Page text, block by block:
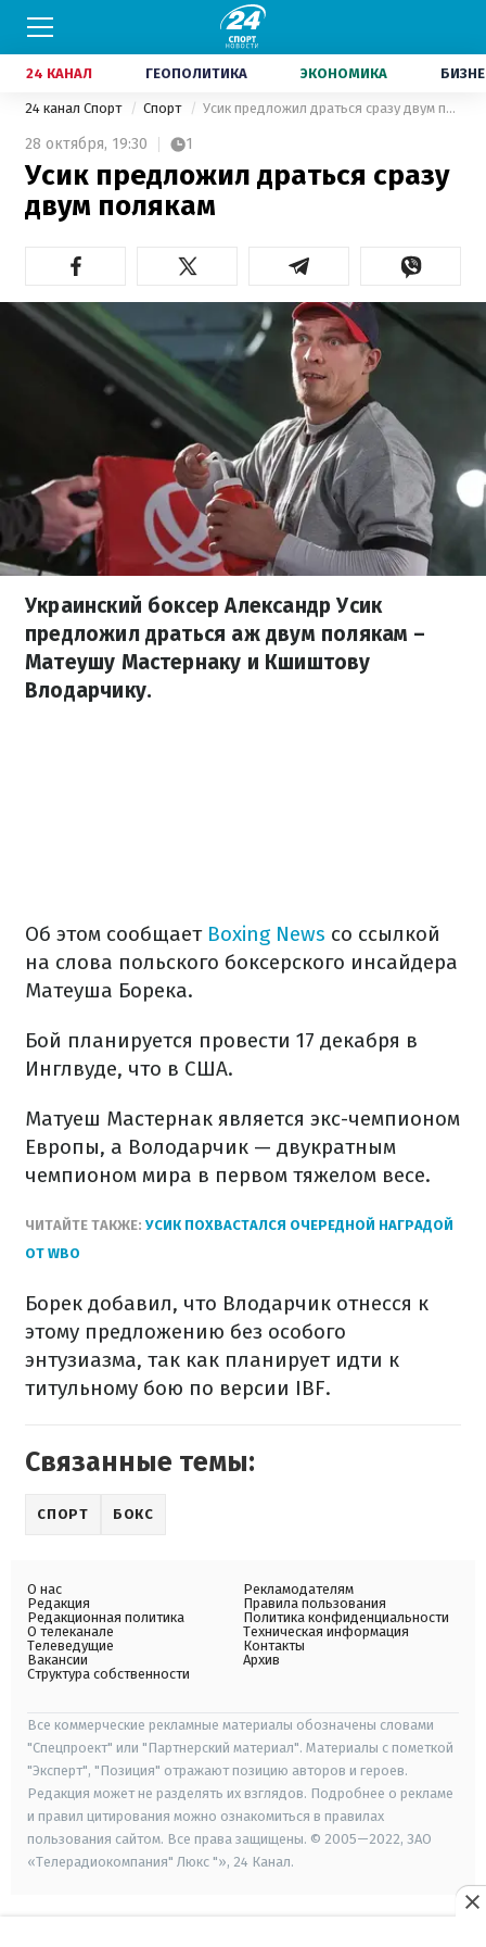
24 КАНАЛ ГЕОПОЛИТИКА ЭКОНОМИКА
24 канал Спорт Спорт Усик предложил драться сразу двум полякам
28 октября, 19:30 1
Усик предложил драться сразу
двум полякам
Украинский боксер Александр Усик
предложил драться аж двум полякам –
Матеушу Мастернаку и Кшиштову
Влодарчику.
Об этом сообщает Boxing News со ссылкой
на слова польского боксерского инсайдера
Матеуша Борека.
Бой планируется провести 17 декабря в
Инглвуде, что в США.
Матуеш Мастернак является экс-чемпионом
Европы, а Володарчик — двукратным
чемпионом мира в первом тяжелом весе.
ЧИТАЙТЕ ТАКЖЕ: УСИК ПОХВАСТАЛСЯ ОЧЕРЕДНОЙ НАГРАДОЙ
ОТ WBO
Борек добавил, что Влодарчик отнесся к
этому предложению без особого
энтузиазма, так как планирует идти к
титульному бою по версии IBF.
Связанные темы:
СПОРТ БОКС
О нас
Редакция
Редакционная политика
О телеканале
Телеведущие
Вакансии
Структура собственности
Рекламодателям
Правила пользования
Политика конфиденциальности
Техническая информация
Контакты
Архив
Все коммерческие рекламные материалы обозначены словами
"Спецпроект" или "Партнерский материал". Материалы с пометкой
"Эксперт", "Позиция" отражают позицию авторов и героев.
Редакция может не разделять их взглядов. Подробнее о рекламе
и правил цитирования можно ознакомиться в правилах
пользования сайтом. Все права защищены. © 2005—2022, ЗАО
«Телерадиокомпания" Люкс "», 24 Канал.